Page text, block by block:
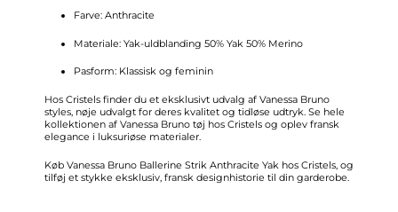
Farve: Anthracite
Materiale: Yak-uldblanding 50% Yak 50% Merino
Pasform: Klassisk og feminin
Hos Cristels finder du et eksklusivt udvalg af Vanessa Bruno
styles, nøje udvalgt for deres kvalitet og tidløse udtryk. Se hele
kollektionen af Vanessa Bruno tøj hos Cristels og oplev fransk
elegance i luksuriøse materialer.
Køb Vanessa Bruno Ballerine Strik Anthracite Yak hos Cristels, og
tilføj et stykke eksklusiv, fransk designhistorie til din garderobe.